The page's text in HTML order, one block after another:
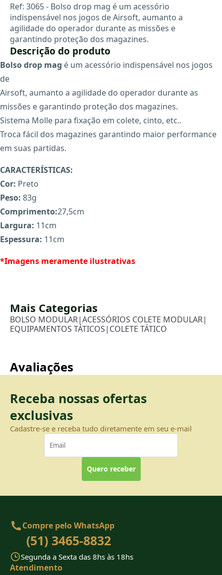
Ref: 3065 - Bolso drop mag é um acessório
indispensável nos jogos de Airsoft, aumanto a
agilidade do operador durante as missões e
garantindo proteção dos magazines.
Descrição do produto
Bolso drop mag é um acessório indispensável nos jogos
de
Airsoft, aumanto a agilidade do operador durante as
missões e garantindo proteção dos magazines.
Sistema Molle para fixação em colete, cinto, etc..
Troca fácil dos magazines garantindo maior performance
em suas partidas.
CARACTERÍSTICAS:
Cor: Preto
Peso: 83g
Comprimento:27,5cm
Largura: 11cm
Espessura: 11cm
*Imagens meramente ilustrativas
Mais Categorias
BOLSO MODULAR|ACESSÓRIOS COLETE MODULAR|
EQUIPAMENTOS TÁTICOS| COLETE TÁTICO
Avaliações
Receba nossas ofertas
exclusivas
Cadastre-se e receba tudo diretamente em seu e-mail
Quero receber
Compre pelo WhatsApp
(51) 3465-8832
Segunda a Sexta das 8hs às 18hs
Atendimento